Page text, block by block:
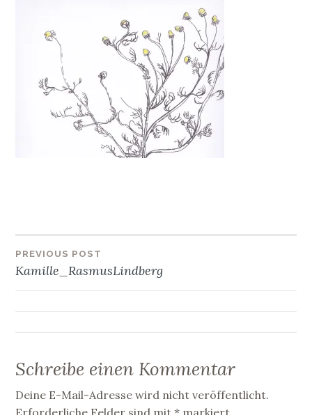
Beitragsnavigation
PREVIOUS POST
Kamille_RasmusLindberg
Schreibe einen Kommentar
Deine E-Mail-Adresse wird nicht veröffentlicht.
Erforderliche Felder sind mit* markiert